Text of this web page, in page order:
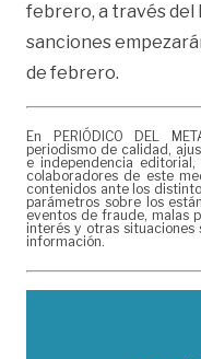
febrero, a través del
sanciones
de febrero.
En PERIÓDICO DEL
periodismo de calidad,
e independencia
colaboradores de este
contenidos ante los
parámetros sobre los
eventos de fraude, malas
interés y otras
información.